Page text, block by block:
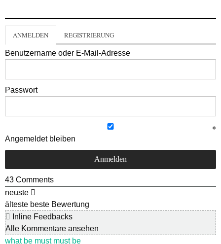
ANMELDEN REGISTRIERUNG
Benutzername oder E-Mail-Adresse
Passwort
Angemeldet bleiben
43 Comments
neuste
älteste beste Bewertung
Inline Feedbacks
Alle Kommentare ansehen
what be must must be